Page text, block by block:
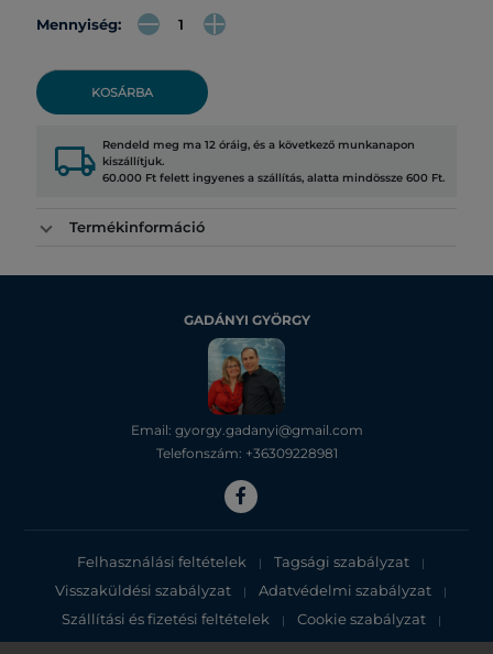
Mennyiség:
KOSÁRBA
local_shipping Rendeld meg ma 12 óráig, és a következő munkanapon
kiszállítjuk.
60.000 Ft felett ingyenes a szállítás, alatta mindössze 600 Ft.
Termékinformáció
GADÁNYI GYÖRGY
Email: gyorgy.gadanyi@gmail.com
Telefonszám: +36309228981
Felhasználási feltételek | Tagsági szabályzat |
Visszaküldési szabályzat | Adatvédelmi szabályzat |
Szállítási és fizetési feltételek | Cookie szabályzat |
Adatvédelmi tájékoztató